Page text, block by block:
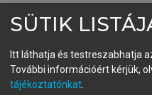
fiókoddal,vagy
A regisztráció után a
SÜTIK
Itt láthatja és testreszabhatja
További információért kérjük,
tájékoztatónkat